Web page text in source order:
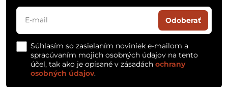
Odoberať
Súhlasím so zasielaním noviniek e-mailom a
spracúvaním mojich osobných údajov na tento
účel, tak ako je opísané v zásadách ochrany
osobných údajov.